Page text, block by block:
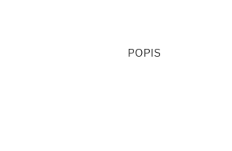
POPIS